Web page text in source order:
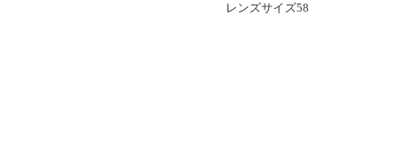
レンズサイズ58